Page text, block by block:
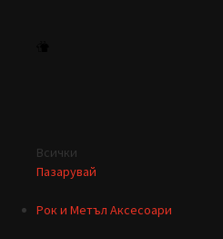
Всички
Пазарувай
Рок и Метъл Аксесоари